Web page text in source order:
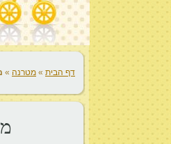
דף הבית » מטרנה »